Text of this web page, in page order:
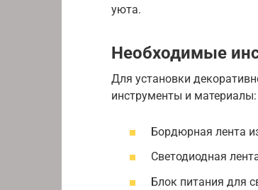
уюта.
Необходимые
Для установки
инструменты и материалы:
Бордюрная лента
Светодиодная
Блок питания для